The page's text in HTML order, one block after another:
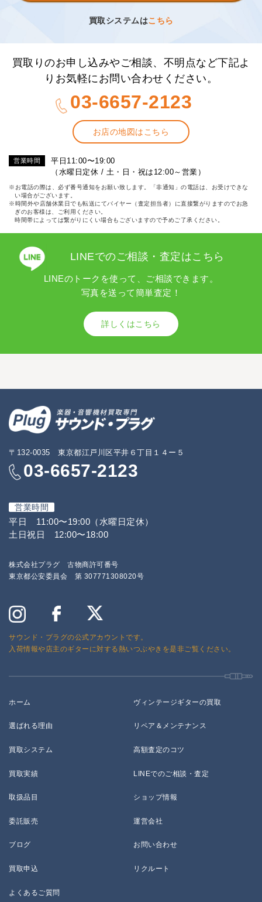
買取システムはこちら
買取りのお申し込みやご相談、不明点など下記よ
りお気軽にお問い合わせください。
03-6657-2123
お店の地図はこちら
営業時間
平日11:00〜19:00
（水曜日定休 / 土・日・祝は12:00～営業）
※お電話の際は、必ず番号通知をお願い致します。「非通知」の電話は、お受けできな
い場合がございます。
※時間外や店舗休業日でも転送にてバイヤー（査定担当者）に直接繋がりますのでお急
ぎのお客様は、ご利用ください。
時間帯によっては繋がりにくい場合もございますので予めご了承ください。
LINEでのご相談・査定はこちら
LINEのトークを使って、ご相談できます。
写真を送って簡単査定！
詳しくはこちら
〒132-0035 東京都江戸川区平井６丁目１４ー５
03-6657-2123
営業時間
平日 11:00〜19:00（水曜日定休）
土日祝日 12:00〜18:00
株式会社プラグ 古物商許可番号
東京都公安委員会 第 307771308020号
サウンド・プラグの公式アカウントです。
入荷情報や店主のギターに対する熱いつぶやきを是非ご覧ください。
ホーム
選ばれる理由
買取システム
買取実績
取扱品目
委託販売
ブログ
買取申込
よくあるご質問
ヴィンテージギターの買取
リペア＆メンテナンス
高額査定のコツ
LINEでのご相談・査定
ショップ情報
運営会社
お問い合わせ
リクルート